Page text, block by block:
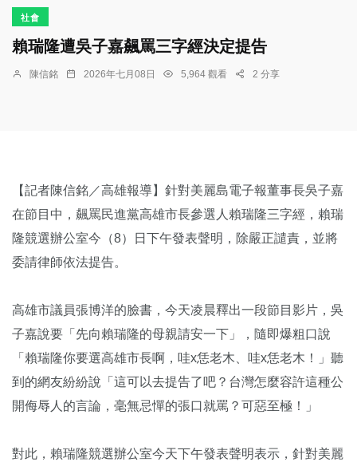
社會
賴瑞隆遭吳子嘉飆罵三字經決定提告
陳信銘 2026年七月08日 5,964 觀看 2 分享
【記者陳信銘／高雄報導】針對美麗島電子報董事長吳子嘉
在節目中，飆罵民進黨高雄市長參選人賴瑞隆三字經，賴瑞
隆競選辦公室今（8）日下午發表聲明，除嚴正譴責，並將
委請律師依法提告。
高雄市議員張博洋的臉書，今天凌晨釋出一段節目影片，吳
子嘉說要「先向賴瑞隆的母親請安一下」，隨即爆粗口說
「賴瑞隆你要選高雄市長啊，哇x恁老木、哇x恁老木！」聽
到的網友紛紛說「這可以去提告了吧？台灣怎麼容許這種公
開侮辱人的言論，毫無忌憚的張口就罵？可惡至極！」
對此，賴瑞隆競選辦公室今天下午發表聲明表示，針對美麗